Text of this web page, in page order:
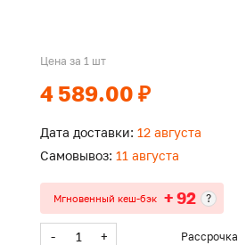
Цена за 1 шт
4 589.00 ₽
Дата доставки: 12 августа
Самовывоз: 11 августа
Мгновенный кеш-бэк + 92 ?
- + Рассрочка